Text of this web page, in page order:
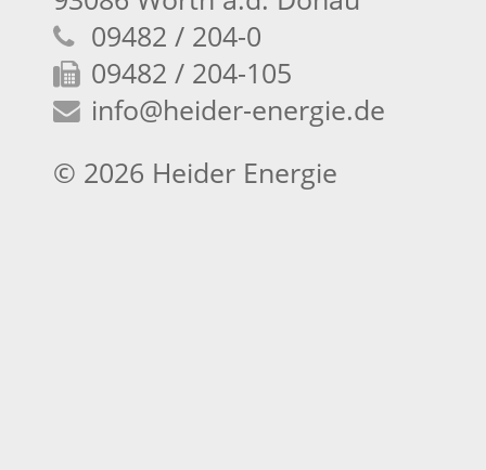
09482 / 204-0
09482 / 204-105
info@heider-energie.de
© 2026 Heider Energie